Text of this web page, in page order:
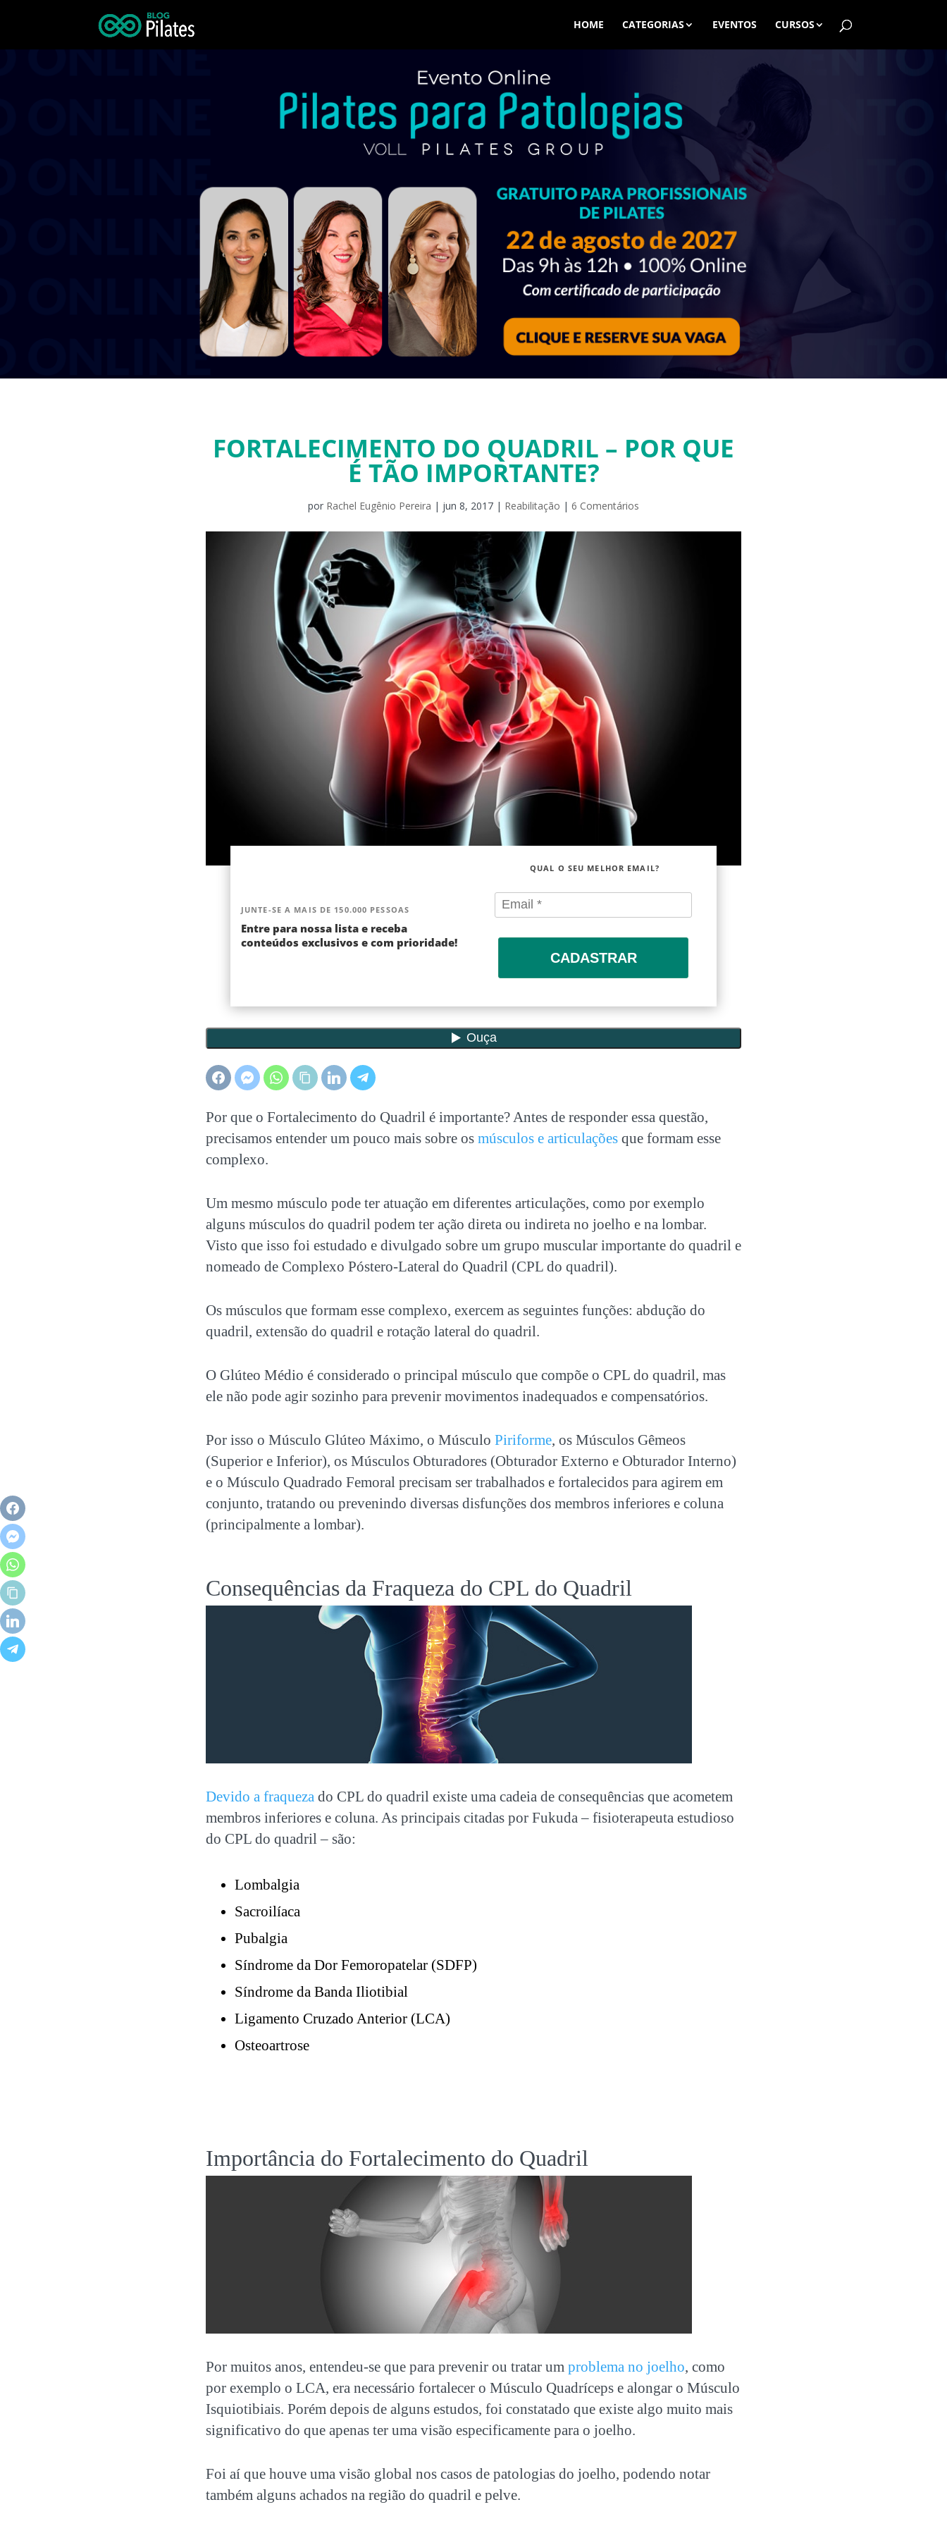
HOME CATEGORIAS EVENTOS CURSOS
FORTALECIMENTO DO QUADRIL – POR QUE
É TÃO IMPORTANTE?
por Rachel Eugênio Pereira | jun 8, 2017 | Reabilitação | 6 Comentários
JUNTE-SE A MAIS DE 150.000 PESSOAS
Entre para nossa lista e receba
conteúdos exclusivos e com prioridade!
QUAL O SEU MELHOR EMAIL?
CADASTRAR
Por que o Fortalecimento do Quadril é importante? Antes de responder essa questão,
precisamos entender um pouco mais sobre os músculos e articulações que formam esse
complexo.
Um mesmo músculo pode ter atuação em diferentes articulações, como por exemplo
alguns músculos do quadril podem ter ação direta ou indireta no joelho e na lombar.
Visto que isso foi estudado e divulgado sobre um grupo muscular importante do quadril e
nomeado de Complexo Póstero-Lateral do Quadril (CPL do quadril).
Os músculos que formam esse complexo, exercem as seguintes funções: abdução do
quadril, extensão do quadril e rotação lateral do quadril.
O Glúteo Médio é considerado o principal músculo que compõe o CPL do quadril, mas
ele não pode agir sozinho para prevenir movimentos inadequados e compensatórios.
Por isso o Músculo Glúteo Máximo, o Músculo Piriforme, os Músculos Gêmeos
(Superior e Inferior), os Músculos Obturadores (Obturador Externo e Obturador Interno)
e o Músculo Quadrado Femoral precisam ser trabalhados e fortalecidos para agirem em
conjunto, tratando ou prevenindo diversas disfunções dos membros inferiores e coluna
(principalmente a lombar).
Consequências da Fraqueza do CPL do Quadril
Devido a fraqueza do CPL do quadril existe uma cadeia de consequências que acometem
membros inferiores e coluna. As principais citadas por Fukuda – fisioterapeuta estudioso
do CPL do quadril – são:
Lombalgia
Sacroilíaca
Pubalgia
Síndrome da Dor Femoropatelar (SDFP)
Síndrome da Banda Iliotibial
Ligamento Cruzado Anterior (LCA)
Osteoartrose
Importância do Fortalecimento do Quadril
Por muitos anos, entendeu-se que para prevenir ou tratar um problema no joelho, como
por exemplo o LCA, era necessário fortalecer o Músculo Quadríceps e alongar o Músculo
Isquiotibiais. Porém depois de alguns estudos, foi constatado que existe algo muito mais
significativo do que apenas ter uma visão especificamente para o joelho.
Foi aí que houve uma visão global nos casos de patologias do joelho, podendo notar
também alguns achados na região do quadril e pelve.